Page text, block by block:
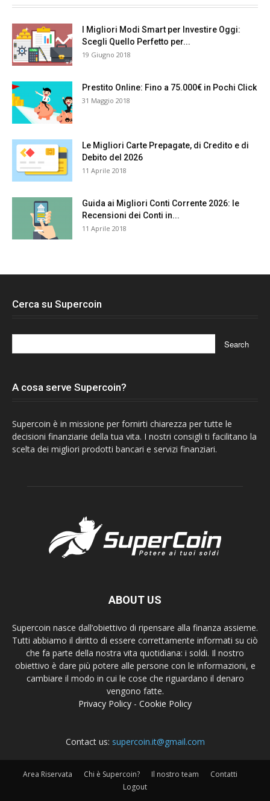
I Migliori Modi Smart per Investire Oggi:
Scegli Quello Perfetto per...
19 Giugno 2018
Prestito Online: Fino a 75.000€ in Pochi Click
31 Maggio 2018
Le Migliori Carte Prepagate, di Credito e di
Debito del 2026
11 Aprile 2018
Guida ai Migliori Conti Corrente 2026: le
Recensioni dei Conti in...
11 Aprile 2018
Cerca su Supercoin
A cosa serve Supercoin?
Supercoin è in missione per fornirti chiarezza per tutte le
decisioni finanziarie della tua vita. I nostri consigli ti facilitano la
scelta dei migliori prodotti bancari e servizi finanziari.
ABOUT US
Supercoin nasce dall’obiettivo di ripensare alla finanza assieme.
Tutti abbiamo il diritto di essere correttamente informati su ciò
che fa parte della nostra vita quotidiana: i soldi. Il nostro
obiettivo è dare più potere alle persone con le informazioni, e
cambiare il modo in cui le cose che riguardano il denaro
vengono fatte.
Privacy Policy - Cookie Policy
Contact us: supercoin.it@gmail.com
Area Riservata Chi è Supercoin? Il nostro team
Contatti
Logout